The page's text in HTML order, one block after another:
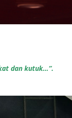
dan kutuk…”.